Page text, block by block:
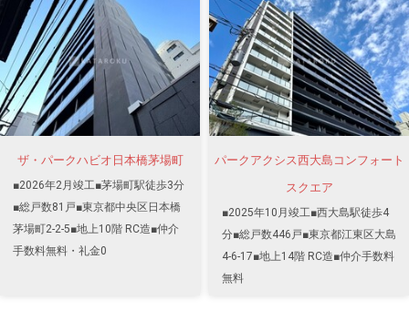
ザ・パークハビオ日本橋茅場町
■2026年2月竣工■茅場町駅徒歩3分
■総戸数81戸■東京都中央区日本橋
茅場町2-2-5■地上10階 RC造■仲介
手数料無料・礼金0
パークアクシス西大島コンフォート
スクエア
■2025年10月竣工■西大島駅徒歩4
分■総戸数446戸■東京都江東区大島
4-6-17■地上14階 RC造■仲介手数料
無料